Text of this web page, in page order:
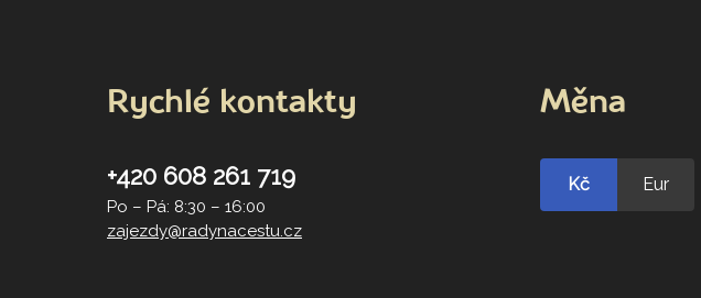
Rychlé kontakty
+420 608 261 719
Po – Pá: 8:30 – 16:00
zajezdy@radynacestu.cz
Měna
Kč Eur